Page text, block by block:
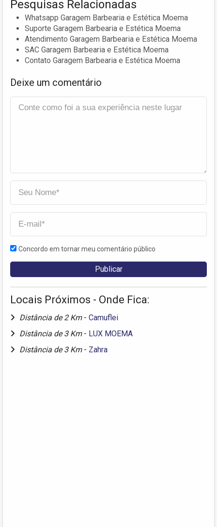
Pesquisas Relacionadas
Whatsapp Garagem Barbearia e Estética Moema
Suporte Garagem Barbearia e Estética Moema
Atendimento Garagem Barbearia e Estética Moema
SAC Garagem Barbearia e Estética Moema
Contato Garagem Barbearia e Estética Moema
Deixe um comentário
Concordo em tornar meu comentário público
Locais Próximos - Onde Fica:
Distância de 2 Km - Camuflei
Distância de 3 Km - LUX MOEMA
Distância de 3 Km - Zahra